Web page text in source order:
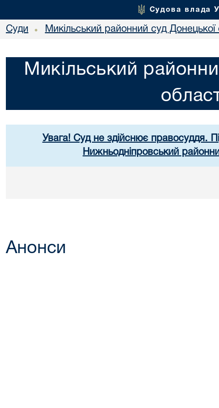
Судова влада
Суди • Микільський районний суд Донецької
Микільський
Увага! Суд не здійснює правосуддя.
Нижньодніпровський
Анонси